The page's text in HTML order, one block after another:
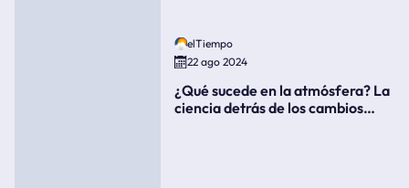
elTiempo
22 ago 2024
¿Qué sucede en la atmósfera? La
ciencia detrás de los cambios